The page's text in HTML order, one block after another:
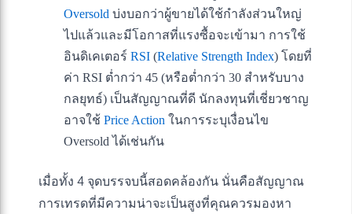
Oversold บ่งบอกว่าผู้ขายได้ใช้กำลังส่วนใหญ่
ไปแล้วและมีโอกาสที่แรงซื้อจะเข้ามา การใช้
อินดิเคเตอร์ RSI (Relative Strength Index) โดยที่
ค่า RSI ต่ำกว่า 45 (หรือต่ำกว่า 30 สำหรับบาง
กลยุทธ์) เป็นสัญญาณที่ดี นักลงทุนที่เชี่ยวชาญ
อาจใช้ Price Action ในการระบุเงื่อนไข
Oversold ได้เช่นกัน
เมื่อทั้ง 4 จุดบรรจบนี้สอดคล้องกัน นั่นคือสัญญาณ
การเทรดที่มีความน่าจะเป็นสูงที่คุณควรมองหา